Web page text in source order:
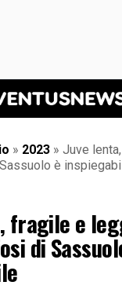
Juventus News
» 2023 » Juve
è
fragile e
di